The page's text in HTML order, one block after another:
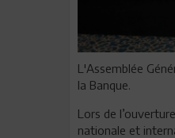
L'Assemblée
la Banque.
Lors de
nationale et